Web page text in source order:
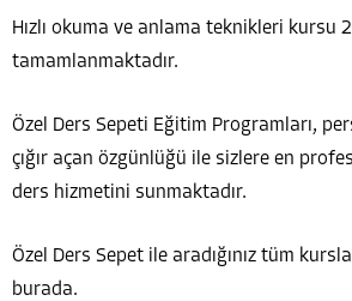
Hızlı okuma ve anlama teknikleri kursu
tamamlanmaktadır.
Özel Ders Sepeti Eğitim Programları,
çığır açan özgünlüğü ile sizlere en
ders hizmetini sunmaktadır.
Özel Ders Sepet ile aradığınız tüm
burada.